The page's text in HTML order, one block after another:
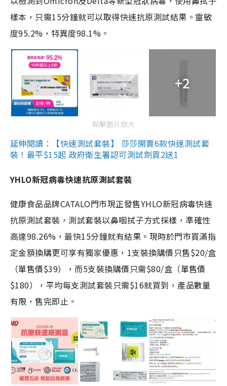
樣本，只需15分鐘就可以取得快速抗原測試結果。靈敏
度95.2%，特異度98.1%。
+2
點擊圖片放大
延伸閱讀：【快速測試套裝】 莎莎開賣6款快速測試套
裝！最平$15起 政府衛生署認可測試劑買2送1
YHLO新冠病毒快速抗原測試套裝
健康食品品牌CATALO門市現正發售YHLO新冠病毒快速
抗原測試套裝，測試套裝以鼻咽拭子方式採樣，準確性
高達98.26%，最快15分鐘就有結果。現時於門市買滿指
定金額換購更可享有獨家優惠，1支裝換購價只售$20/盒
（單售價$39），而5支裝換購價只需$80/盒（單售價
$180），平均每支測試套裝只需$16就買到，產品數量
有限，售完即止。